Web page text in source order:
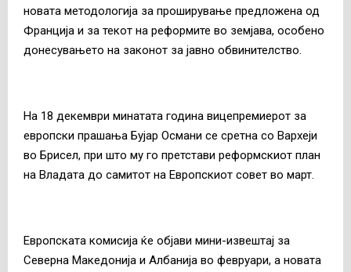
новата методологија за проширување предложена од
Франција и за текот на реформите во земјава, особено
донесувањето на законот за јавно обвинителство.
На 18 декември минатата година вицепремиерот за
европски прашања Бујар Османи се сретна со Вархеји
во Брисел, при што му го претстави реформскиот план
на Владата до самитот на Европскиот совет во март.
Европската комисија ќе објави мини-извештај за
Северна Македонија и Албанија во февруари, а новата